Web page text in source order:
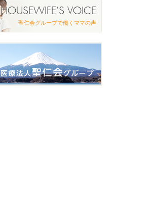
HOUSEWIFE’S VOICE
聖仁会グループで働くママの声